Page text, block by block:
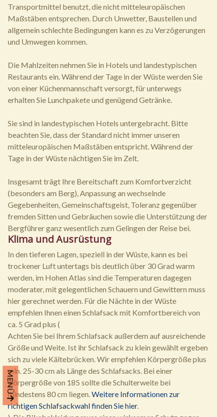
MENÜ
Transportmittel benutzt, die nicht mitteleuropäischen
Maßstäben entsprechen. Durch Unwetter, Baustellen und
allgemein schlechte Bedingungen kann es zu Verzögerungen
und Umwegen kommen.
Die Mahlzeiten nehmen Sie in Hotels und landestypischen
Restaurants ein. Während der Tage in der Wüste werden Sie
von einer Küchenmannschaft versorgt, für unterwegs
erhalten Sie Lunchpakete und genügend Getränke.
Sie sind in landestypischen Hotels untergebracht. Bitte
beachten Sie, dass der Standard nicht immer unseren
mitteleuropäischen Maßstäben entspricht. Während der
Tage in der Wüste nächtigen Sie im Zelt.
Insgesamt trägt Ihre Bereitschaft zum Komfortverzicht
(besonders am Berg), Anpassung an wechselnde
Gegebenheiten, Gemeinschaftsgeist, Toleranz gegenüber
fremden Sitten und Gebräuchen sowie die Unterstützung der
Bergführer ganz wesentlich zum Gelingen der Reise bei.
Klima und Ausrüstung
In den tieferen Lagen, speziell in der Wüste, kann es bei
trockener Luft untertags bis deutlich über 30 Grad warm
werden, im Hohen Atlas sind die Temperaturen dagegen
moderater, mit gelegentlichen Schauern und Gewittern muss
hier gerechnet werden. Für die Nächte in der Wüste
empfehlen Ihnen einen Schlafsack mit Komfortbereich von
ca. 5 Grad plus (
Achten Sie bei Ihrem Schlafsack außerdem auf ausreichende
Größe und Weite. Ist ihr Schlafsack zu klein gewählt ergeben
sich zu viele Kältebrücken. Wir empfehlen Körpergröße plus
min. 25-30 cm als Länge des Schlafsacks. Bei einer
Körpergröße von 185 sollte die Schulterweite bei
mindestens 80 cm liegen.Weitere Informationen zur
richtigen Schlafsackwahl finden Sie hier.